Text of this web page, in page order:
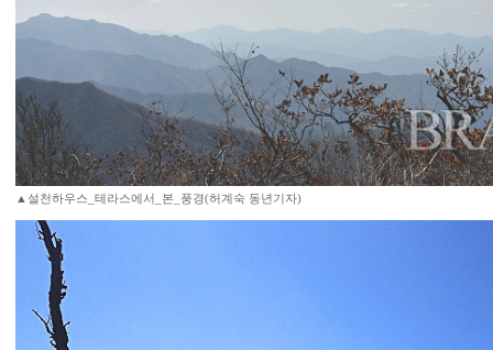
▲설천하우스_테라스에서_본_풍경(허계숙 동년기자)